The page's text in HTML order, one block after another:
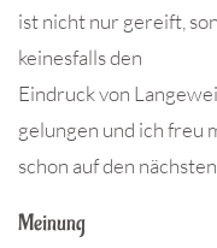
ist nicht nur gereift,
keinesfalls den
Eindruck von
gelungen und ich freu
schon auf den
Meinung